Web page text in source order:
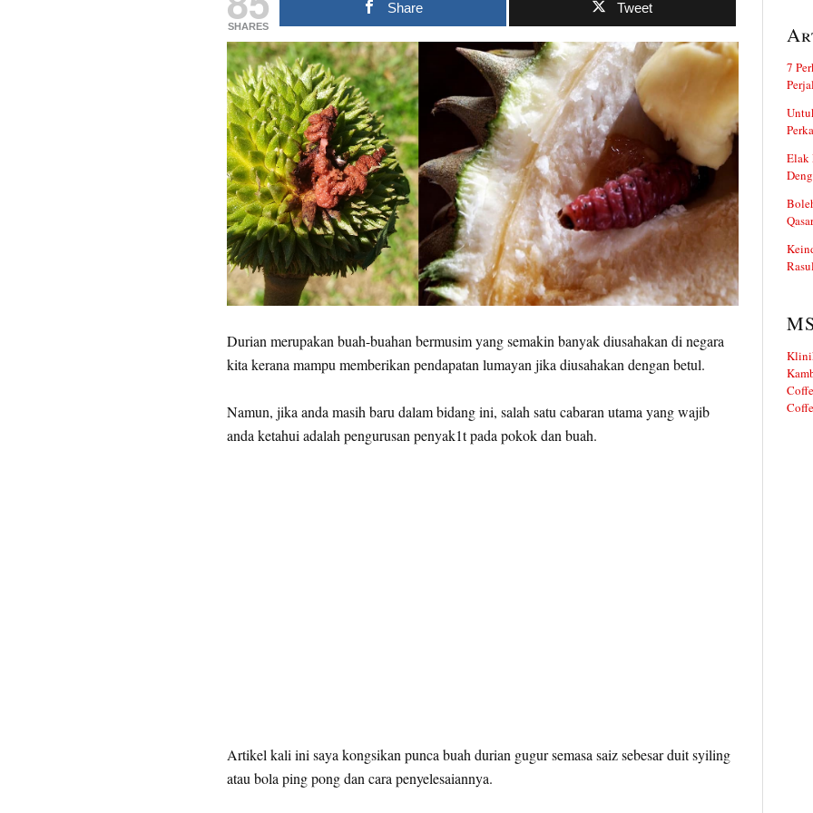
SHARES
Share Tweet
Durian merupakan buah-buahan bermusim yang semakin banyak diusahakan di negara
kita kerana mampu memberikan pendapatan lumayan jika diusahakan dengan betul.
Namun, jika anda masih baru dalam bidang ini, salah satu cabaran utama yang wajib
anda ketahui adalah pengurusan penyak1t pada pokok dan buah.
Artikel kali ini saya kongsikan punca buah durian gugur semasa saiz sebesar duit syiling
atau bola ping pong dan cara penyelesaiannya.
7
Elak